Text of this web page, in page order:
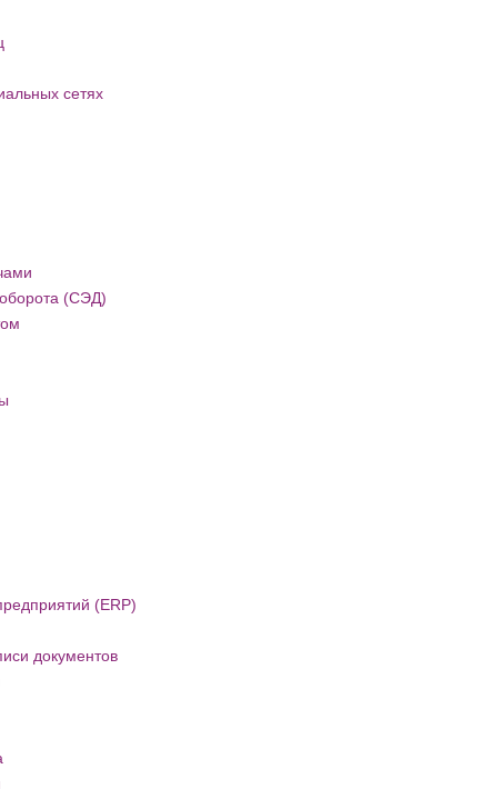
сетях
(СЭД)
(ERP)
документов